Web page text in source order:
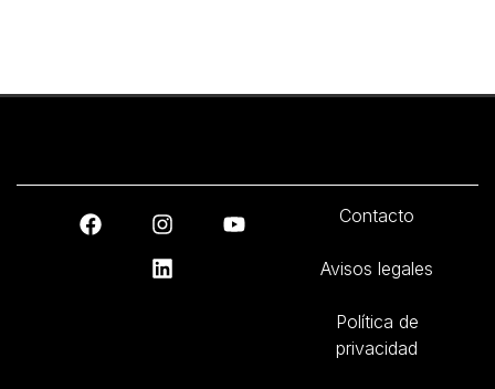
Contacto
Avisos legales
Política de
privacidad